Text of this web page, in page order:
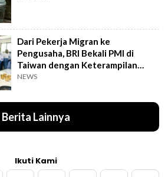
Dari Pekerja Migran ke
Pengusaha, BRI Bekali PMI di
Taiwan dengan Keterampilan
Bisnis
NEWS
Berita Lainnya
Ikuti Kami